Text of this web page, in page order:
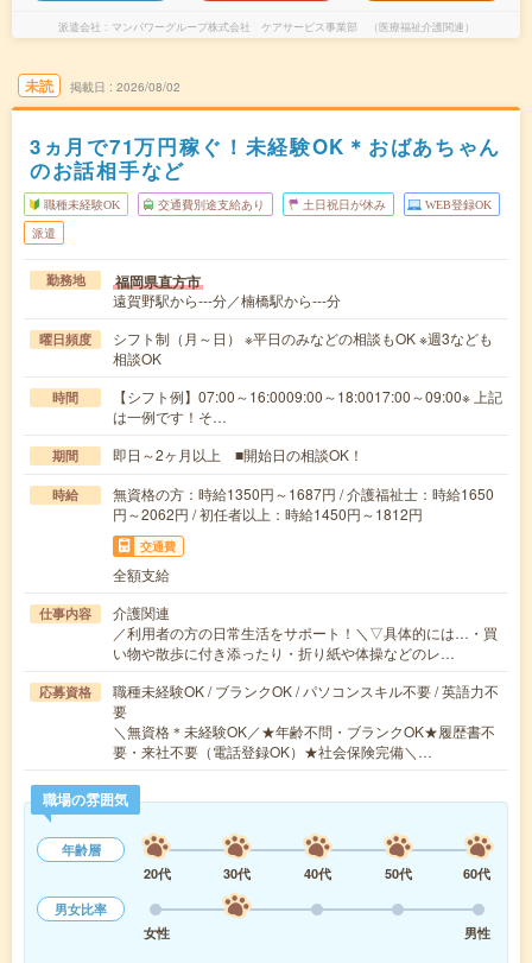
派遣会社 マンパワーグループ株式会社 ケアサービス事業部 （医療福祉介護関連）
未読 掲載日 2026/08/02
3ヵ月で71万円稼ぐ！未経験OK＊おばあちゃん
のお話相手など
職種未経験OK 交通費別途支給あり 土日祝日が休み WEB登録OK
派遣
勤務地 福岡県直方市
遠賀野駅から---分／楠橋駅から---分
曜日頻度
シフト制（月～日） ※平日のみなどの相談もOK ※週3なども
相談OK
時間
【シフト例】07:00～16:0009:00～18:0017:00～09:00※ 上記
は一例です！そ…
期間 即日～2ヶ月以上 ■開始日の相談OK！
時給
無資格の方：時給1350円～1687円 / 介護福祉士：時給1650
円～2062円 / 初任者以上：時給1450円～1812円
交通費
全額支給
仕事内容
介護関連
／利用者の方の日常生活をサポート！＼▽具体的には…・買
い物や散歩に付き添ったり・折り紙や体操などのレ…
応募資格
職種未経験OK / ブランクOK / パソコンスキル不要 / 英語力不
要
＼無資格＊未経験OK／★年齢不問・ブランクOK★履歴書不
要・来社不要（電話登録OK）★社会保険完備＼…
職場の雰囲気
年齢層
20代
30代 40代 50代
60代
男女比率
女性
男性